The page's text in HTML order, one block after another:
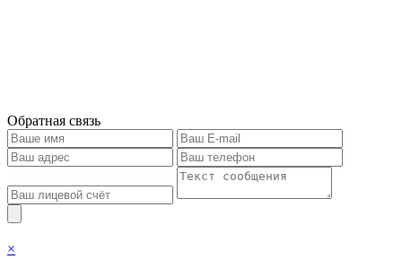
Обратная связь
×